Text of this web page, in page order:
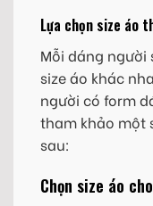
Lựa chọn size áo
Mỗi dáng người
size áo khác
người có form
tham khảo một
sau:
Chọn size áo